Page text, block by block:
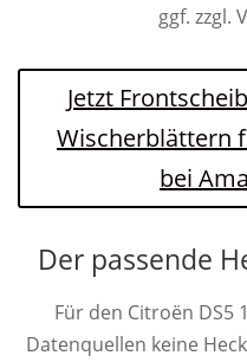
ggf. zzgl.
Jetzt
Wischerblättern
bei
Der passende
Für den Citroën DS5
Datenquellen keine